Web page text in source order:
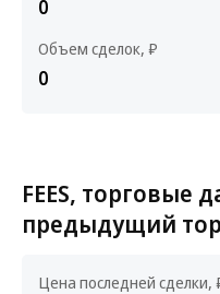
0
Объем сделок, ₽
0
FEES, торговые
предыдущий
Цена последней сделки,